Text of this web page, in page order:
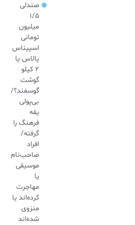
صندلی
۱/۵
میلیون
تومانی
اسپیناس
پالاس یا
۲ کیلو
گوشت
گوسفند؟/
بی‌پولی
یقه
فرهنگ را
گرفته/
افراد
صاحب‌نام
موسیقی
یا
مهاجرت
کرده‌اند یا
منزوی
شده‌اند